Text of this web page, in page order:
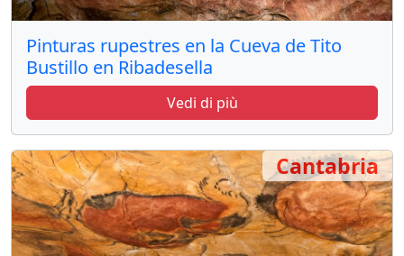
Pinturas rupestres en la Cueva de Tito
Bustillo en Ribadesella
Vedi di più
Cantabria